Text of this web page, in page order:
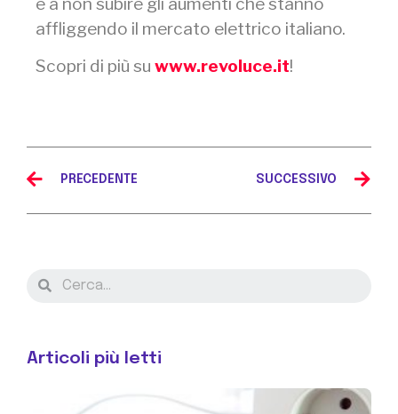
Articoli più letti
affliggendo il mercato elettrico italiano.
Scopri di più su www.revoluce.it!
PRECEDENTE SUCCESSIVO